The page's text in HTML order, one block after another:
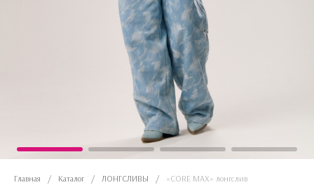
Главная / Каталог / ЛОНГСЛИВЫ / «CORE MAX» лонгслив